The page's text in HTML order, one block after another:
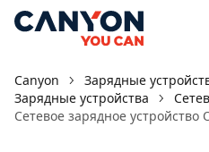
Canyon
Зарядные
Зарядные устройства
Сетевое зарядное устройство